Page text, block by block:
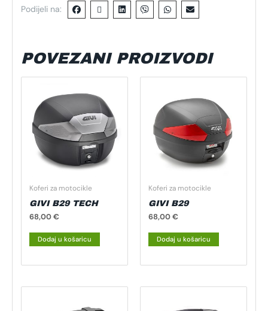
Podijeli na:
POVEZANI PROIZVODI
Koferi za motocikle
GIVI B29 TECH
68,00€
Dodaj u košaricu
Koferi za motocikle
GIVI B29
68,00€
Dodaj u košaricu